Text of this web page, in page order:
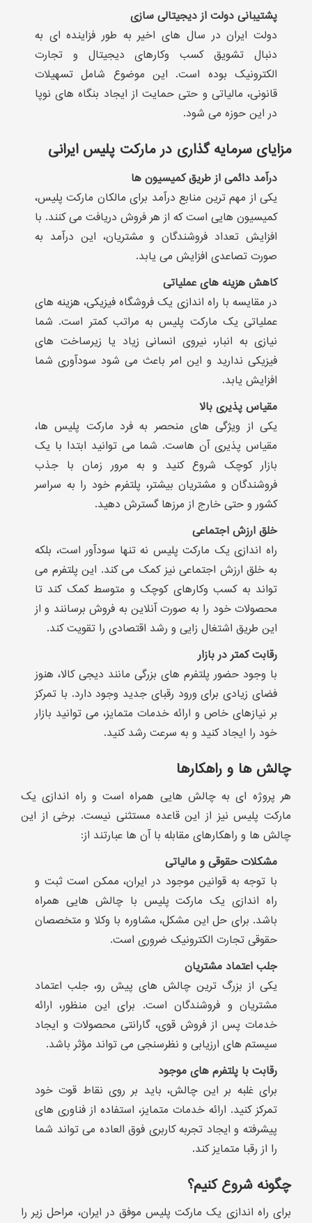
پشتیبانی دولت از دیجیتالی سازی
دولت ایران در سال های اخیر به طور فزاینده ای به
دنبال تشویق کسب وکارهای دیجیتال و تجارت
الکترونیک بوده است. این موضوع شامل تسهیلات
قانونی، مالیاتی و حتی حمایت از ایجاد بنگاه های نوپا
در این حوزه می شود.
مزایای سرمایه گذاری در مارکت پلیس ایرانی
درآمد دائمی از طریق کمیسیون ها
یکی از مهم ترین منابع درآمد برای مالکان مارکت پلیس،
کمیسیون هایی است که از هر فروش دریافت می کنند. با
افزایش تعداد فروشندگان و مشتریان، این درآمد به
صورت تصاعدی افزایش می یابد.
کاهش هزینه های عملیاتی
در مقایسه با راه اندازی یک فروشگاه فیزیکی، هزینه های
عملیاتی یک مارکت پلیس به مراتب کمتر است. شما
نیازی به انبار، نیروی انسانی زیاد یا زیرساخت های
فیزیکی ندارید و این امر باعث می شود سودآوری شما
افزایش یابد.
مقیاس پذیری بالا
یکی از ویژگی های منحصر به فرد مارکت پلیس ها،
مقیاس پذیری آن هاست. شما می توانید ابتدا با یک
بازار کوچک شروع کنید و به مرور زمان با جذب
فروشندگان و مشتریان بیشتر، پلتفرم خود را به سراسر
کشور و حتی خارج از مرزها گسترش دهید.
خلق ارزش اجتماعی
راه اندازی یک مارکت پلیس نه تنها سودآور است، بلکه
به خلق ارزش اجتماعی نیز کمک می کند. این پلتفرم می
تواند به کسب وکارهای کوچک و متوسط کمک کند تا
محصولات خود را به صورت آنلاین به فروش برسانند و از
این طریق اشتغال زایی و رشد اقتصادی را تقویت کند.
رقابت کمتر در بازار
با وجود حضور پلتفرم های بزرگی مانند دیجی کالا، هنوز
فضای زیادی برای ورود رقبای جدید وجود دارد. با تمرکز
بر نیازهای خاص و ارائه خدمات متمایز، می توانید بازار
خود را ایجاد کنید و به سرعت رشد کنید.
چالش ها و راهکارها
هر پروژه ای به چالش هایی همراه است و راه اندازی یک
مارکت پلیس نیز از این قاعده مستثنی نیست. برخی از این
چالش ها و راهکارهای مقابله با آن ها عبارتند از:
مشکلات حقوقی و مالیاتی
با توجه به قوانین موجود در ایران، ممکن است ثبت و
راه اندازی یک مارکت پلیس با چالش هایی همراه
باشد. برای حل این مشکل، مشاوره با وکلا و متخصصان
حقوقی تجارت الکترونیک ضروری است.
جلب اعتماد مشتریان
یکی از بزرگ ترین چالش های پیش رو، جلب اعتماد
مشتریان و فروشندگان است. برای این منظور، ارائه
خدمات پس از فروش قوی، گارانتی محصولات و ایجاد
سیستم های ارزیابی و نظرسنجی می تواند مؤثر باشد.
رقابت با پلتفرم های موجود
برای غلبه بر این چالش، باید بر روی نقاط قوت خود
تمرکز کنید. ارائه خدمات متمایز، استفاده از فناوری های
پیشرفته و ایجاد تجربه کاربری فوق العاده می تواند شما
را از رقبا متمایز کند.
چگونه شروع کنیم؟
برای راه اندازی یک مارکت پلیس موفق در ایران، مراحل زیر را